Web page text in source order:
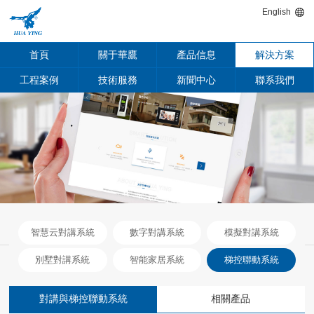
English
首頁 關于華鷹 產品信息 解決方案
工程案例 技術服務 新聞中心 聯系我們
智慧云對講系統 數字對講系統 模擬對講系統
別墅對講系統 智能家居系統 梯控聯動系統
對講與梯控聯動系統 相關產品